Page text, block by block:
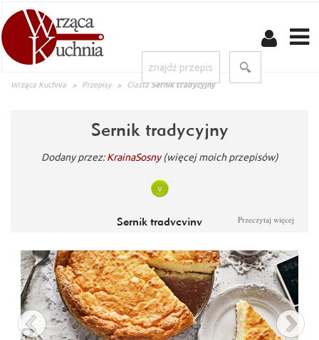
Wrząca Kuchnia Przepisy Ciasta Sernik tradycyjny
Sernik tradycyjny
Dodany przez:KrainaSosny (więcej moich przepisów)
Sernik tradycyjny
wspomnienie smaku dzieciństwa.Typowe składniki z odrobiną
pasji mogą czynić cuda :) Każdy na swój domowy przepis na
najbardziej prosty i tradycyjny sernik. ten rodzaj przepisu jest
świetną podstawą dla dalszych sernikowych eksperymentów.
Jeśli chce się eksperymentować warto najpierw opanować
sernikowe podstawy do czego Was serdecznie namawiam.
Przeczytaj więcej